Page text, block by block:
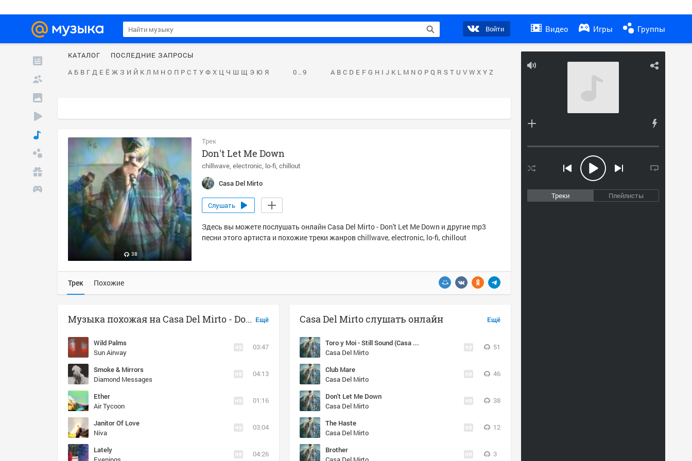
Войти Видео Игры Группы
Треки Плейлисты
КАТАЛОГ
ПОСЛЕДНИЕ ЗАПРОСЫ
А Б В Г Д Е Ё Ж З И Й К Л М Н О П Р С Т У Ф Х Ц Ч Ш Щ Э Ю Я 0 .. 9 A B C D E F G H I J K L M N O P Q R S T U V W X Y Z
38
Трек
Don't Let Me Down
chillwave electronic lo-fi chillout
Casa Del Mirto
Слушать
Здесь вы можете послушать онлайн Casa Del Mirto - Don't Let Me Down и другие mp3
песни этого артиста и похожие треки жанров chillwave, electronic, lo-fi, chillout
Трек Похожие
Ещё
Музыка похожая на Casa Del Mirto - Don't Let Me Down
Wild Palms
Sun Airway
03:47
Smoke & Mirrors
Diamond Messages
04:13
Ether
Air Tycoon
01:16
Janitor Of Love
Niva
03:04
Lately
04:26
Ещё
Casa Del Mirto слушать онлайн
Toro y Moi - Still Sound (Casa del Mirto Remix)
Casa Del Mirto
51
Club Mare
Casa Del Mirto
46
Don't Let Me Down
Casa Del Mirto
38
The Haste
Casa Del Mirto
12
Brother
3